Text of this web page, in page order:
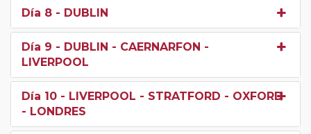
Día 8 - DUBLIN
Día 9 - DUBLIN - CAERNARFON -
LIVERPOOL
Día 10 - LIVERPOOL - STRATFORD - OXFORD
- LONDRES